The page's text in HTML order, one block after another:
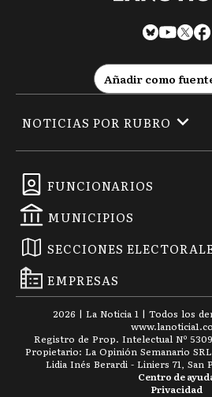
Añadir como
FUNCIONARIOS
MUNICIPIOS
SECCIONES
EMPRESAS
NOTICIAS POR RUBRO
2026 | La Noticia 1 | Todos los
www.
Registro de Prop. Intelectual Nº
Propietario: La Opinión Semanario
Lidia Inés Berardi - Liniers 71, San
Privacidad
Centro de